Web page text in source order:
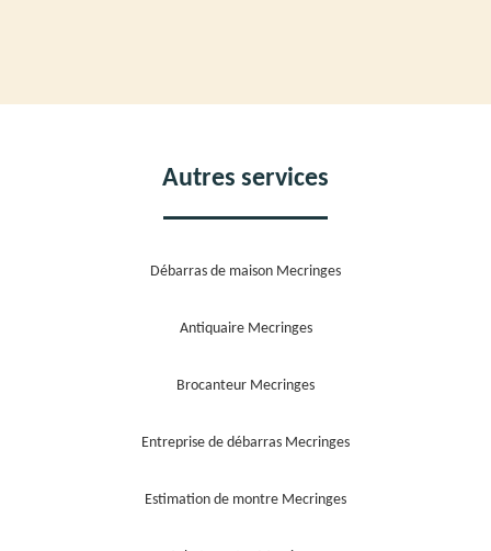
Autres services
Débarras de maison Mecringes
Antiquaire Mecringes
Brocanteur Mecringes
Entreprise de débarras Mecringes
Estimation de montre Mecringes